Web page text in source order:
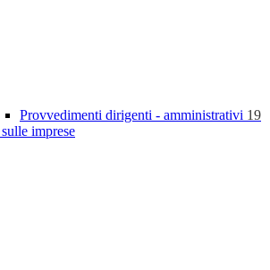
Provvedimenti dirigenti - amministrativi 19
imprese